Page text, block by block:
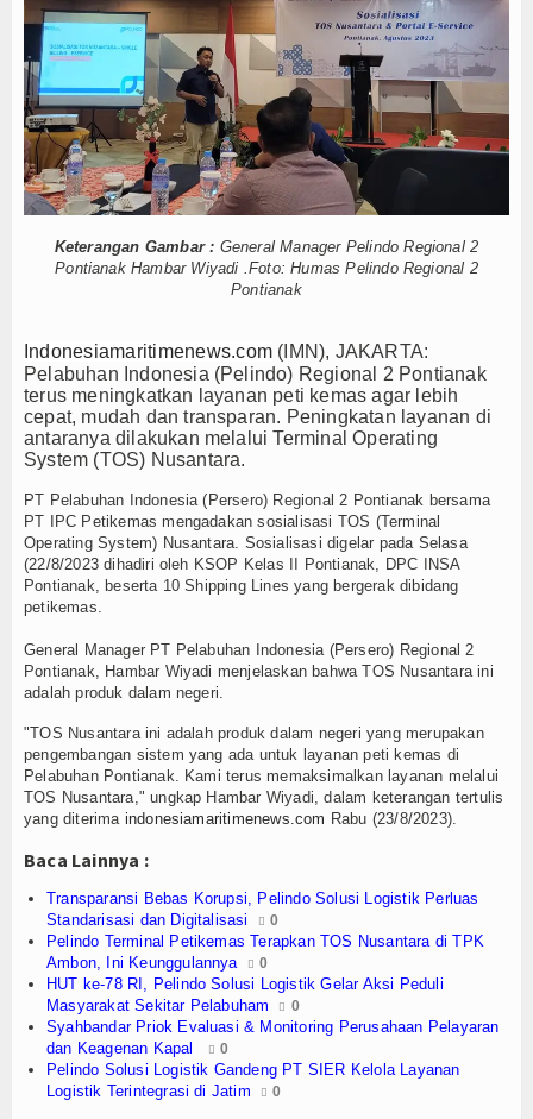
Hankam
Hukum
Internasional
Kelautan dan Perikanan
Khazanah
Maritim
Nasional
Olahraga
Perhubungan
Opini
Pelabuhan
Politik
Sorot
Tauziah
Tokoh
Wisata
TV
Logistik, IPC TPK Operasikan Alat Pemindai Peti Kemas Ekspor
Jaga Rantai Produksi dan Tata Kelola
Populasi Kerang Dara di Bangka Belitung
Bahas Pindar Inklusi Keuangan, dan Perlindungan Publik
Bidang Energi hingga Ketahanan Pangan
Seru dan Gelak Tawa
TPK Operasikan Alat Pemindai Peti Kemas Ekspor
Sigap Evakuasi ABK
5 Motor Harley Pretelan dari China
Pengelolaan K3 Menyentuh Esensi Perlindungan Nyawa
Logistik, IPC TPK Operasikan Alat Pemindai Peti Kemas Ekspor
Bahas Pindar Inklusi Keuangan, dan Perlindungan Publik
Bidang Energi hingga Ketahanan Pangan
Seru dan Gelak Tawa
IPC TPK Operasikan Alat Pemindai Peti Kemas Ekspor
Sigap Evakuasi ABK
Keterangan Gambar : General Manager Pelindo Regional 2
Pontianak Hambar Wiyadi .Foto: Humas Pelindo Regional 2
Pontianak
Indonesiamaritimenews.com (IMN), JAKARTA:
Pelabuhan Indonesia (Pelindo) Regional 2 Pontianak
terus meningkatkan layanan peti kemas agar lebih
cepat, mudah dan transparan. Peningkatan layanan di
antaranya dilakukan melalui Terminal Operating
System (TOS) Nusantara.
PT Pelabuhan Indonesia (Persero) Regional 2 Pontianak bersama
PT IPC Petikemas mengadakan sosialisasi TOS (Terminal
Operating System) Nusantara. Sosialisasi digelar pada Selasa
(22/8/2023 dihadiri oleh KSOP Kelas II Pontianak, DPC INSA
Pontianak, beserta 10 Shipping Lines yang bergerak dibidang
petikemas.
General Manager PT Pelabuhan Indonesia (Persero) Regional 2
Pontianak, Hambar Wiyadi menjelaskan bahwa TOS Nusantara ini
adalah produk dalam negeri.
"TOS Nusantara ini adalah produk dalam negeri yang merupakan
pengembangan sistem yang ada untuk layanan peti kemas di
Pelabuhan Pontianak. Kami terus memaksimalkan layanan melalui
TOS Nusantara," ungkap Hambar Wiyadi, dalam keterangan tertulis
yang diterima indonesiamaritimenews.com Rabu (23/8/2023).
Baca Lainnya :
Transparansi Bebas Korupsi, Pelindo Solusi Logistik Perluas
Standarisasi dan Digitalisasi
0
Pelindo Terminal Petikemas Terapkan TOS Nusantara di TPK
Ambon, Ini Keunggulannya
0
HUT ke-78 RI, Pelindo Solusi Logistik Gelar Aksi Peduli
Masyarakat Sekitar Pelabuham
0
Syahbandar Priok Evaluasi & Monitoring Perusahaan Pelayaran
dan Keagenan Kapal
0
Pelindo Solusi Logistik Gandeng PT SIER Kelola Layanan
Logistik Terintegrasi di Jatim
0